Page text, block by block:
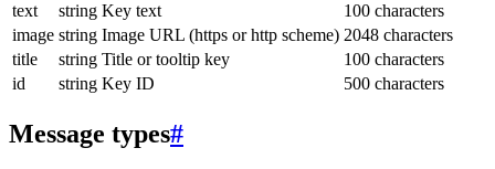
text
string Key text
100 characters
image string Image URL (https or http scheme) 2048 characters
title
string Title or tooltip key
100 characters
id
string Key ID 500 characters
Message types#